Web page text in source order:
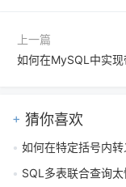
上一篇
猜你喜欢
如何在特定括号内
SQL多表联合查询